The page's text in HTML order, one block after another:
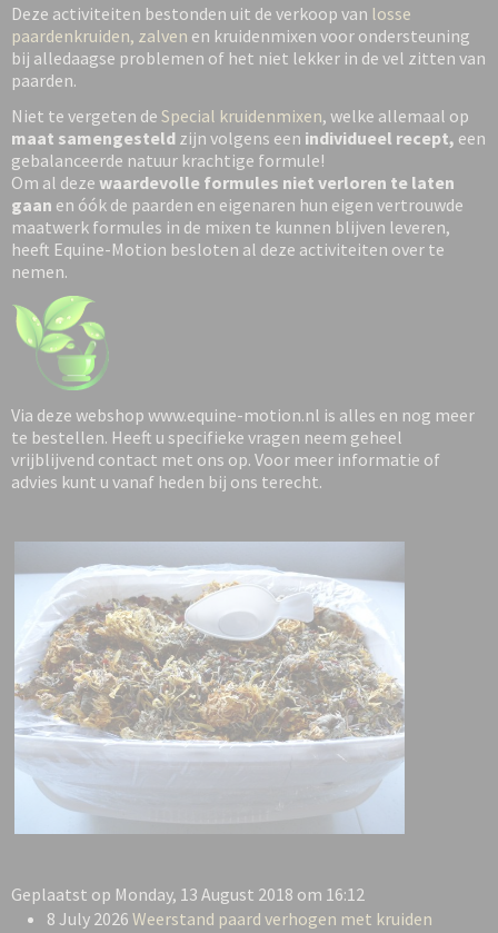
Deze activiteiten bestonden uit de verkoop van losse
paardenkruiden, zalven en kruidenmixen voor ondersteuning
bij alledaagse problemen of het niet lekker in de vel zitten van
paarden.
Niet te vergeten de Special kruidenmixen, welke allemaal op
maat samengesteld zijn volgens een individueel recept, een
gebalanceerde natuur krachtige formule!
Om al deze waardevolle formules niet verloren te laten
gaan en óók de paarden en eigenaren hun eigen vertrouwde
maatwerk formules in de mixen te kunnen blijven leveren,
heeft Equine-Motion besloten al deze activiteiten over te
nemen.
Via deze webshop www.equine-motion.nl is alles en nog meer
te bestellen. Heeft u specifieke vragen neem geheel
vrijblijvend contact met ons op. Voor meer informatie of
advies kunt u vanaf heden bij ons terecht.
Geplaatst op Monday, 13 August 2018 om 16:12
8 July 2026 Weerstand paard verhogen met kruiden